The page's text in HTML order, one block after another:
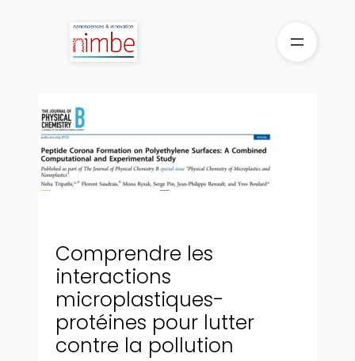
Comprendre les
interactions
microplastiques-
protéines pour lutter
contre la pollution